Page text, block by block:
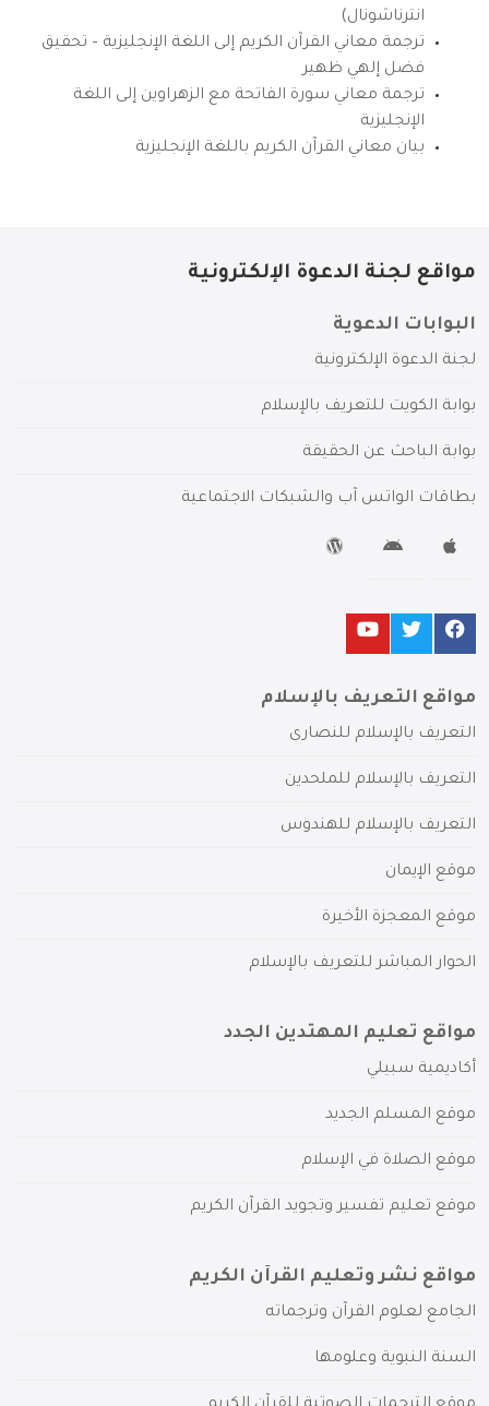
انترناشونال)
ترجمة معاني القرآن الكريم إلى اللغة الإنجليزية – تحقيق
فضل إلهي ظهير
ترجمة معاني سورة الفاتحة مع الزهراوين إلى اللغة
الإنجليزية
بيان معاني القرآن الكريم باللغة الإنجليزية
مواقع لجنة الدعوة الإلكترونية
البوابات الدعوية
لجنة الدعوة الإلكترونية
بوابة الكويت للتعريف بالإسلام
بوابة الباحث عن الحقيقة
بطاقات الواتس آب والشبكات الاجتماعية
مواقع التعريف بالإسلام
التعريف بالإسلام للنصارى
التعريف بالإسلام للملحدين
التعريف بالإسلام للهندوس
موقع الإيمان
موقع المعجزة الأخيرة
الحوار المباشر للتعريف بالإسلام
مواقع تعليم المهتدين الجدد
أكاديمية سبيلي
موقع المسلم الجديد
موقع الصلاة في الإسلام
موقع تعليم تفسير وتجويد القرآن الكريم
مواقع نشر وتعليم القرآن الكريم
الجامع لعلوم القرآن وترجماته
السنة النبوية وعلومها